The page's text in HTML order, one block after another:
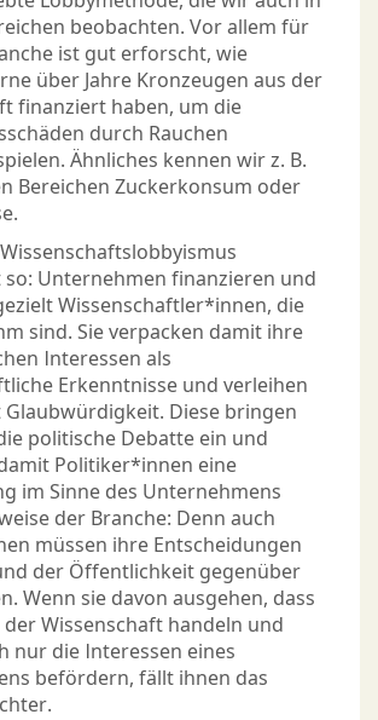
beobachten. Vor allem für
ist gut erforscht, wie
über Jahre Kronzeugen aus der
finanziert haben, um die
durch Rauchen
Ähnliches kennen wir z. B.
Bereichen Zuckerkonsum oder
Unternehmen finanzieren und
Wissenschaftler*innen, die
sind. Sie verpacken damit ihre
Interessen als
Erkenntnisse und verleihen
Diese bringen
politische Debatte ein und
Politiker*innen eine
im Sinne des Unternehmens
der Branche: Denn auch
müssen ihre Entscheidungen
der Öffentlichkeit gegenüber
Wenn sie davon ausgehen, dass
der Wissenschaft handeln und
nur die Interessen eines
befördern, fällt ihnen das